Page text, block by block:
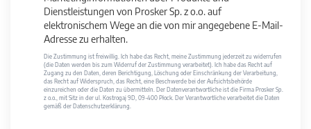
Dienstleistungen von Prosker Sp. z o.o. auf
elektronischem Wege an die von mir angegebene E-Mail-
Adresse zu erhalten.
Die Zustimmung ist freiwillig. Ich habe das Recht, meine Zustimmung jederzeit zu widerrufen
(die Daten werden bis zum Widerruf der Zustimmung verarbeitet). Ich habe das Recht auf
Zugang zu den Daten, deren Berichtigung, Löschung oder Einschränkung der Verarbeitung,
das Recht auf Widerspruch, das Recht, eine Beschwerde bei der Aufsichtsbehörde
einzureichen oder die Daten zu übermitteln. Der Datenverantwortliche ist die Firma Prosker Sp.
z o.o., mit Sitz in der ul. Kostrogaj 9D, 09-400 Płock. Der Verantwortliche verarbeitet die Daten
gemäß der Datenschutzerklärung.